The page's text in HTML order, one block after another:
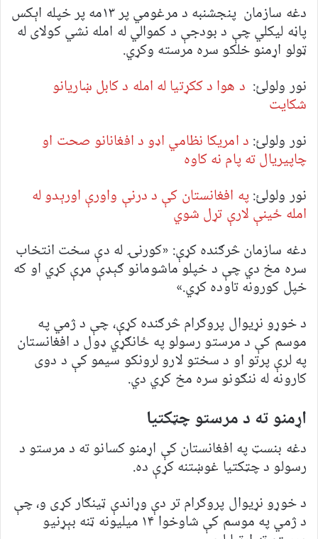
دغه سازمان پنجشنبه د مرغومي پر ۱۳مه پر خپله اېکس
پاڼه لیکلي چې د بودجې د کموالي له امله نشي کولای له
ټولو اړمنو خلکو سره مرسته وکړي.
نور ولولئ: د هوا د ککړتیا له امله د کابل ښاریانو
شکایت
نور ولولئ: د امریکا نظامي اډو د افغانانو صحت او
چاپیریال ته پام نه کاوه
نور ولولئ:په افغانستان کې د درنې واورې اورېدو له
امله ځینې لارې تړل شوي
دغه سازمان څرګنده کړې: «کورنۍ له دې سخت انتخاب
سره مخ دي چې د خپلو ماشومانو ګېډې مړې کړي او که
خپل کورونه تاوده کړي.»
د خوړو نړيوال پروګرام څرګنده کړې، چې د ژمي په
موسم کې د مرستو رسولو په ځانګړي ډول د افغانستان
په لرې پرتو او د سختو لارو لرونکو سيمو کې د دوى
کارونه له ننګونو سره مخ کړي دي.
اړمنو ته د مرستو چټکتیا
دغه بنسټ په افغانستان کې اړمنو کسانو ته د مرستو د
رسولو د چټکتیا غوښتنه کړې ده.
د خوړو نړیوال پروګرام تر دې وړاندې ټینګار کړی و، چې
د ژمي په موسم کې شاوخوا ۱۴ میلیونه ټنه بېړنیو